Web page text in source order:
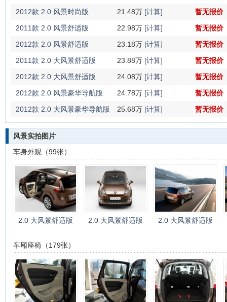
2012款 2.0 风景时尚版
21.48万 [计算]
暂无报价
2011款 2.0 风景舒适版
22.98万 [计算]
暂无报价
2012款 2.0 风景舒适版
23.18万 [计算]
暂无报价
2011款 2.0 大风景舒适版
23.88万 [计算]
暂无报价
2012款 2.0 大风景舒适版
24.08万 [计算]
暂无报价
2012款 2.0 风景豪华导航版
24.78万 [计算]
暂无报价
2012款 2.0 大风景豪华导航版
25.68万 [计算] 暂无报价
风景实拍图片
车身外观（99张）
2.0 大风景舒适版 2.0 大风景舒适版 2.0 大风景舒适版
车厢座椅（179张）